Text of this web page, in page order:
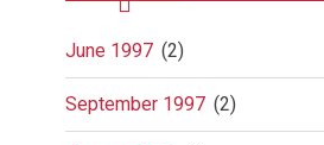
June 1997 (2)
September 1997 (2)